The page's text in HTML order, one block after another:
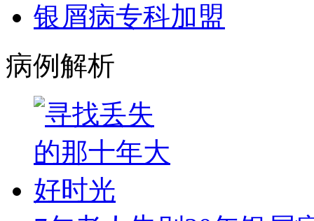
银屑病专科加盟
病例解析